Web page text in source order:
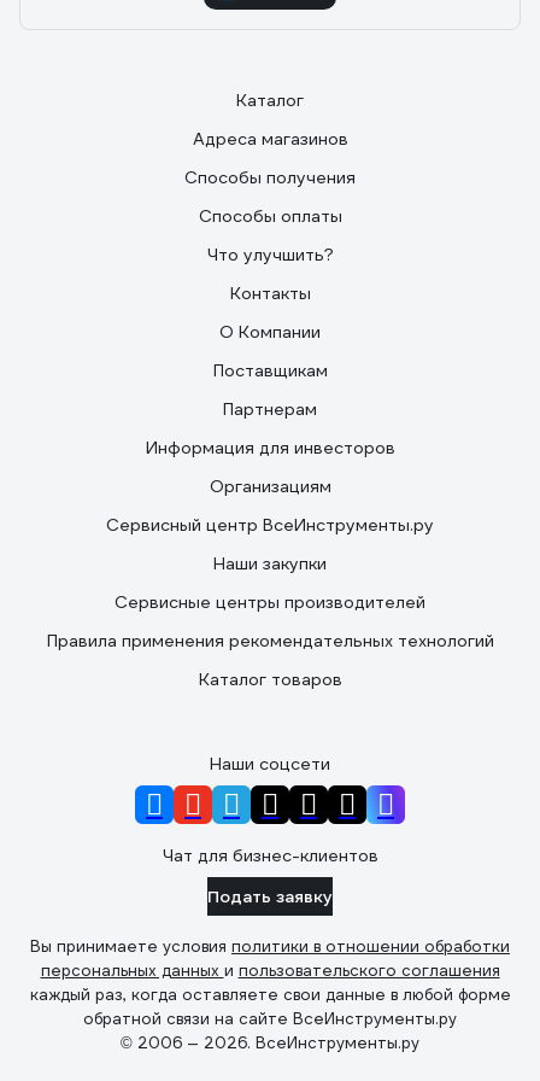
Каталог
Адреса магазинов
Способы получения
Способы оплаты
Что улучшить?
Контакты
О Компании
Поставщикам
Партнерам
Информация для инвесторов
Организациям
Сервисный центр ВсеИнструменты.ру
Наши закупки
Сервисные центры производителей
Правила применения рекомендательных технологий
Каталог товаров
Наши соцсети
Чат для бизнес-клиентов
Подать заявку
Вы принимаете условия политики в отношении обработки
персональных данных и пользовательского соглашения
каждый раз, когда оставляете свои данные в любой форме
обратной связи на сайте ВсеИнструменты.ру
© 2006 — 2026. ВсеИнструменты.ру